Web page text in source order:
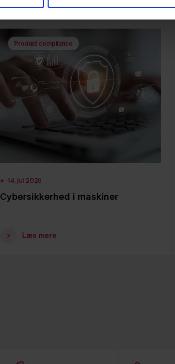
Product compliance
14. jul 2026
Cybersikkerhed i maskiner
Læs mere